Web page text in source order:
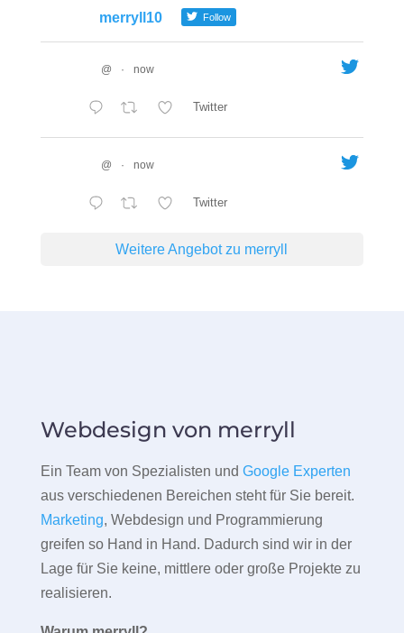
merryll10 Follow
@ · now
Twitter
@ · now
Twitter
Weitere Angebot zu merryll
Webdesign von merryll
Ein Team von Spezialisten und Google Experten
aus verschiedenen Bereichen steht für Sie bereit.
Marketing, Webdesign und Programmierung
greifen so Hand in Hand. Dadurch sind wir in der
Lage für Sie keine, mittlere oder große Projekte zu
realisieren.